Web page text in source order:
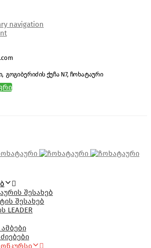
navigation
გოგიბერიძის ქუჩა N7, ჩოხატაური
შესახებ
შესახებ
LEADER